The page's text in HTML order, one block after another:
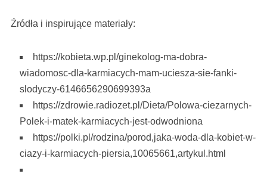
Źródła i inspirujące materiały:
https://kobieta.wp.pl/ginekolog-ma-dobra-
wiadomosc-dla-karmiacych-mam-uciesza-sie-fanki-
slodyczy-6146656290699393a
https://zdrowie.radiozet.pl/Dieta/Polowa-ciezarnych-
Polek-i-matek-karmiacych-jest-odwodniona
https://polki.pl/rodzina/porod,jaka-woda-dla-kobiet-w-
ciazy-i-karmiacych-piersia,10065661,artykul.html